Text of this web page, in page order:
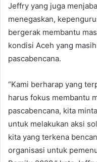
Jeffry yang juga
menegaskan,
bergerak membantu
kondisi Aceh yang
pascabencana.
“Kami berharap yang
harus fokus membantu
pascabencana, kita
untuk melakukan aksi
kita yang terkena
organisasi untuk